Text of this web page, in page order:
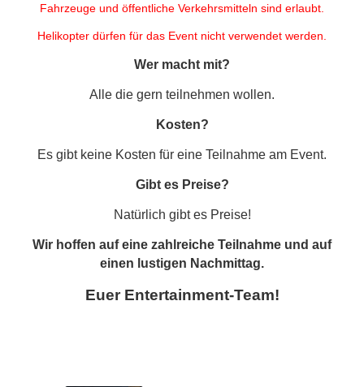
Fahrzeuge und öffentliche Verkehrsmitteln sind erlaubt.
Helikopter dürfen für das Event nicht verwendet werden.
Wer macht mit?
Alle die gern teilnehmen wollen.
Kosten?
Es gibt keine Kosten für eine Teilnahme am Event.
Gibt es Preise?
Natürlich gibt es Preise!
Wir hoffen auf eine zahlreiche Teilnahme und auf
einen lustigen Nachmittag.
Euer Entertainment-Team!